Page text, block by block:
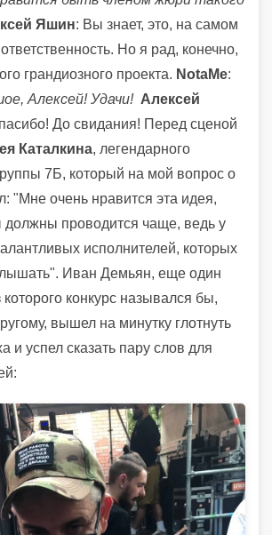
Яшин: Вы знает, это, на самом
Но я рад, конечно,
грандиозного проекта. NotaMe:
Алексей! Удачи! Алексей
До свидания! Перед сценой
Каталкина, легендарного
7Б, который на мой вопрос о
"Мне очень нравится эта идея,
должны проводится чаще, ведь у
исполнителей, которых
Иван Демьян, еще один
конкурс назывался бы,
вышел на минутку глотнуть
и успел сказать пару слов для